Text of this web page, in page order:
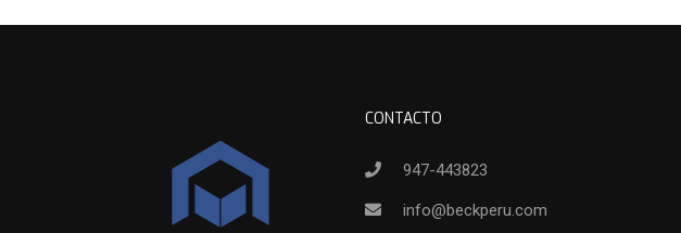
CONTACTO
947-443823
info@beckperu.com